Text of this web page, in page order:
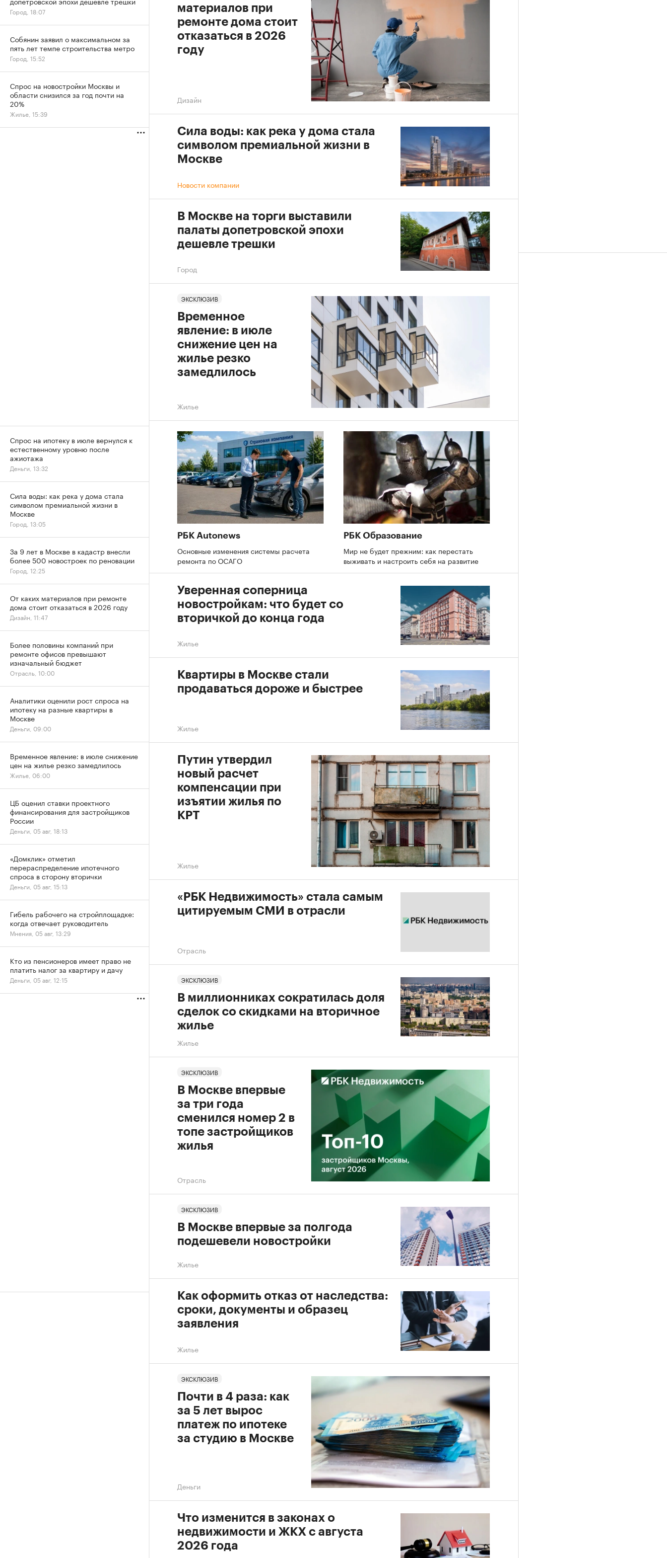
Дизайн
материалов при
ремонте дома стоит
отказаться в 2026
году
Новости компании
Сила воды: как река у дома стала
символом премиальной жизни в
Москве
Город
В Москве на торги выставили
палаты допетровской эпохи
дешевле трешки
Жилье
Временное
явление: в июле
снижение цен на
жилье резко
замедлилось
ЭКСКЛЮЗИВ
РБК Autonews
Основные изменения системы расчета
ремонта по ОСАГО
РБК Образование
Мир не будет прежним: как перестать
выживать и настроить себя на развитие
Жилье
Уверенная соперница
новостройкам: что будет со
вторичкой до конца года
Жилье
Квартиры в Москве стали
продаваться дороже и быстрее
Жилье
Путин утвердил
новый расчет
компенсации при
изъятии жилья по
КРТ
Отрасль
«РБК Недвижимость» стала самым
цитируемым СМИ в отрасли
Жилье
В миллионниках сократилась доля
сделок со скидками на вторичное
жилье
ЭКСКЛЮЗИВ
Отрасль
В Москве впервые
за три года
сменился номер 2 в
топе застройщиков
жилья
ЭКСКЛЮЗИВ
Жилье
В Москве впервые за полгода
подешевели новостройки
ЭКСКЛЮЗИВ
Жилье
Как оформить отказ от наследства:
сроки, документы и образец
заявления
Деньги
Почти в 4 раза: как
за 5 лет вырос
платеж по ипотеке
за студию в Москве
ЭКСКЛЮЗИВ
Что изменится в законах о
недвижимости и ЖКХ с августа
2026 года
Город, 18:07
Собянин заявил о максимальном за
пять лет темпе строительства метро
Город, 15:52
Спрос на новостройки Москвы и
области снизился за год почти на
20%
Жилье, 15:39
Спрос на ипотеку в июле вернулся к
естественному уровню после
ажиотажа
Деньги, 13:32
Сила воды: как река у дома стала
символом премиальной жизни в
Москве
Город, 13:05
За 9 лет в Москве в кадастр внесли
более 500 новостроек по реновации
Город, 12:25
От каких материалов при ремонте
дома стоит отказаться в 2026 году
Дизайн, 11:47
Более половины компаний при
ремонте офисов превышают
изначальный бюджет
Отрасль, 10:00
Аналитики оценили рост спроса на
ипотеку на разные квартиры в
Москве
Деньги, 09:00
Временное явление: в июле снижение
цен на жилье резко замедлилось
Жилье, 06:00
ЦБ оценил ставки проектного
финансирования для застройщиков
России
Деньги, 05 авг, 18:13
«Домклик» отметил
перераспределение ипотечного
спроса в сторону вторички
Деньги, 05 авг, 15:13
Гибель рабочего на стройплощадке:
когда отвечает руководитель
Мнения, 05 авг, 13:29
Кто из пенсионеров имеет право не
платить налог за квартиру и дачу
Деньги, 05 авг, 12:15